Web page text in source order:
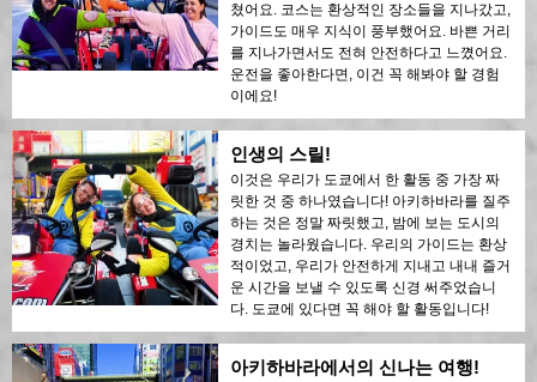
쳤어요. 코스는 환상적인 장소들을 지나갔고,
가이드도 매우 지식이 풍부했어요. 바쁜 거리
를 지나가면서도 전혀 안전하다고 느꼈어요.
운전을 좋아한다면, 이건 꼭 해봐야 할 경험
이에요!
인생의 스릴!
이것은 우리가 도쿄에서 한 활동 중 가장 짜
릿한 것 중 하나였습니다! 아키하바라를 질주
하는 것은 정말 짜릿했고, 밤에 보는 도시의
경치는 놀라웠습니다. 우리의 가이드는 환상
적이었고, 우리가 안전하게 지내고 내내 즐거
운 시간을 보낼 수 있도록 신경 써주었습니
다. 도쿄에 있다면 꼭 해야 할 활동입니다!
아키하바라에서의 신나는 여행!